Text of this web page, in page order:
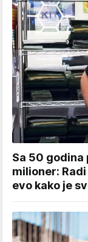
Sa 50 godina
milioner:
evo kako je